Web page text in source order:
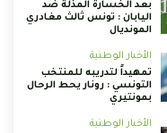
بعد الخسارة المذلة ضد
اليابان : تونس ثالث مغادري
المونديال
الأخبار الوطنية
تمهيداً لتدريبه للمنتخب
التونسي : رونار يحط الرحال
بمونتيري
الأخبار الوطنية